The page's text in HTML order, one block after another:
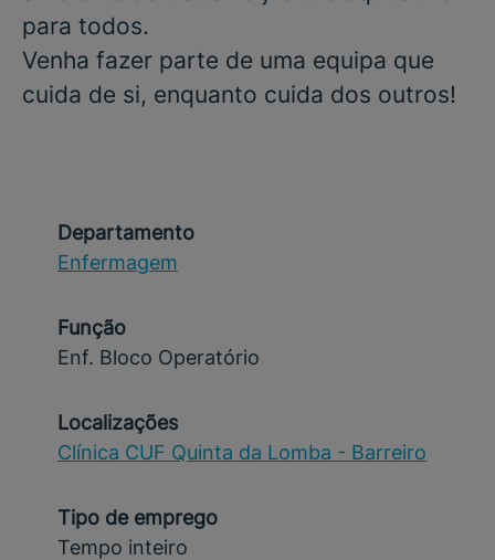
para todos.
Venha fazer parte de uma equipa que
cuida de si, enquanto cuida dos outros!
Departamento
Enfermagem
Função
Enf. Bloco Operatório
Localizações
Clínica CUF Quinta da Lomba - Barreiro
Tipo de emprego
Tempo inteiro